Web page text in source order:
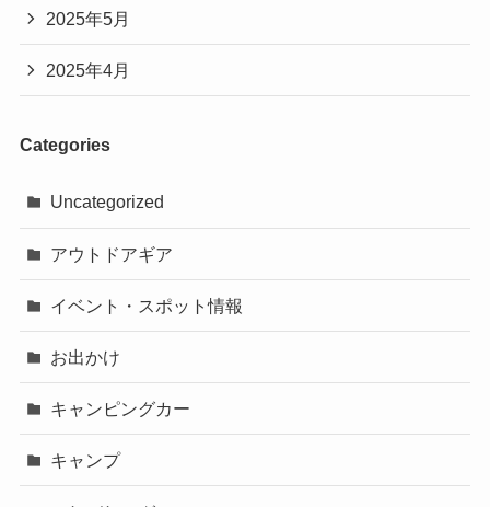
2025年5月
2025年4月
Categories
Uncategorized
アウトドアギア
イベント・スポット情報
お出かけ
キャンピングカー
キャンプ